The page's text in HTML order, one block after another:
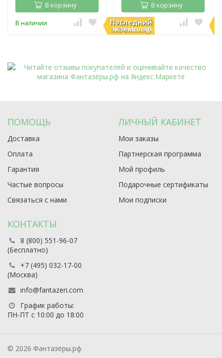
В корзину
В наличии Последний
экземпляр
В корзину
В наличии
ПОМОЩЬ
Доставка
Оплата
Гарантия
Частые вопросы
Связаться с нами
ЛИЧНЫЙ КАБИНЕТ
Мои заказы
Партнерская программа
Мой профиль
Подарочные сертификаты
Мои подписки
КОНТАКТЫ
8 (800) 551-96-07
(Бесплатно)
+7 (495) 032-17-00
(Москва)
info@fantazeri.com
График работы:
ПН-ПТ с 10:00 до 18:00
© 2026 Фантазёры.рф